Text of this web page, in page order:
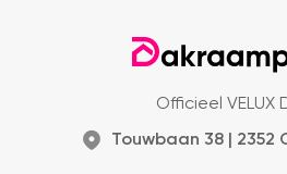
Officieel VELUX
Touwbaan 38 | 2352